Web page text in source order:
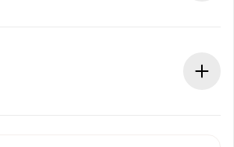
prélèvement et nous vous proposerons